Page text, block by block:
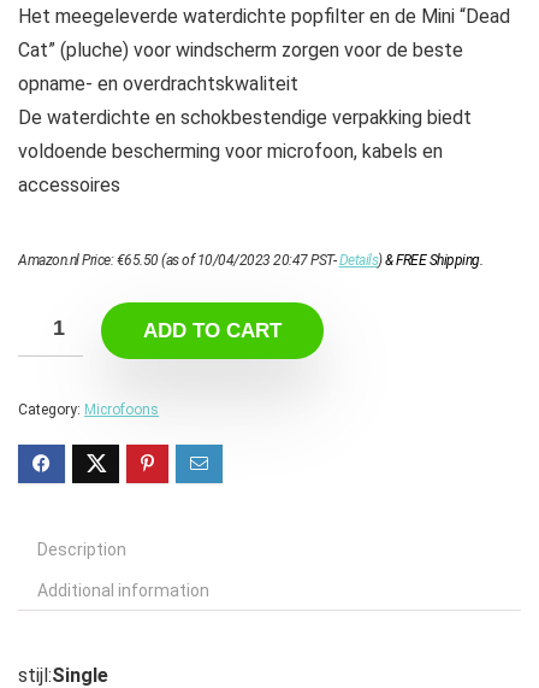
Het meegeleverde waterdichte popfilter en de Mini “Dead
Cat” (pluche) voor windscherm zorgen voor de beste
opname- en overdrachtskwaliteit
De waterdichte en schokbestendige verpakking biedt
voldoende bescherming voor microfoon, kabels en
accessoires
Amazon.nl Price:€65.50(as of 10/04/2023 20:47 PST-Details)&FREE Shipping.
ADD TO CART
Category: Microfoons
Description
Additional information
stijl:Single